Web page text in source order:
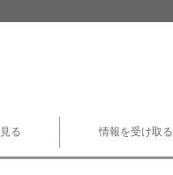
る 情報を受け取る